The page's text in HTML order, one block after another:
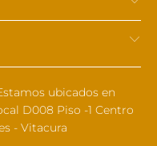
ubicados en
D008 Piso -1 Centro
- Vitacura